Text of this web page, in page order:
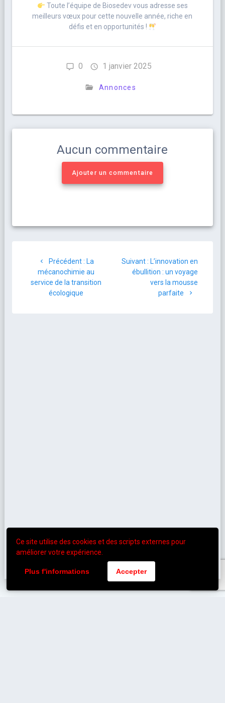
Ce site utilise des cookies et des scripts externes pour
améliorer votre expérience.
Plus f'informations Accepter
Toute l’équipe de Biosedev vous adresse ses
meilleurs vœux pour cette nouvelle année, riche en
défis et en opportunités !
0 1 janvier 2025
Annonces
Aucun commentaire
Ajouter un commentaire
Précédent : La
mécanochimie au
service de la transition
écologique
Suivant : L’innovation en
ébullition : un voyage
vers la mousse
parfaite